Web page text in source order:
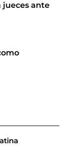
jueces ante